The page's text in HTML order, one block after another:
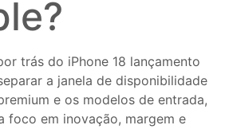
trás do iPhone 18 lançamento
a janela de disponibilidade
e os modelos de entrada,
foco em inovação, margem e